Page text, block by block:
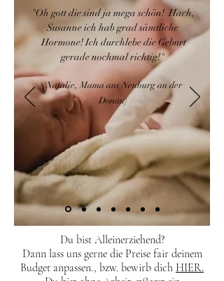
"Oh gott die sind ja mega schön! Hach,
Susanne ich hab grad sämtliche
Hormone! Ich durchlebe die Geburt
gerade nochmal richtig!"
(Natalie, Mama aus Neuburg an der
Donau)
Du bist Alleinerziehend?
Dann lass uns gerne die Preise fair deinem
Budget anpassen., bzw. bewirb dich HIER.